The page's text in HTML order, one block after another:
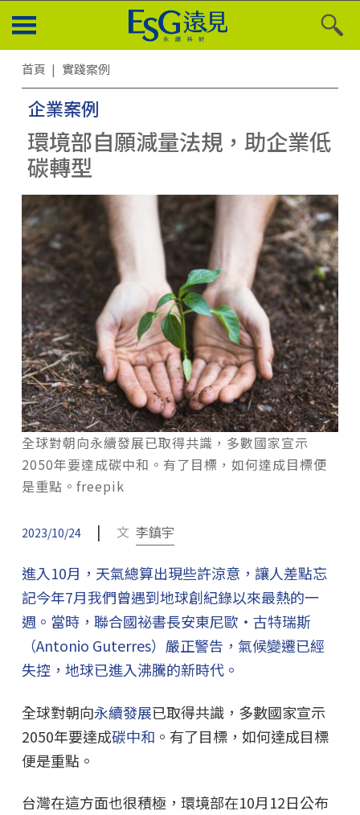
首頁 實踐案例
企業案例
環境部自願減量法規，助企業低
碳轉型
全球對朝向永續發展已取得共識，多數國家宣示
2050年要達成碳中和。有了目標，如何達成目標便
是重點。freepik
2023/10/24 | 文 李鎮宇
進入10月，天氣總算出現些許涼意，讓人差點忘
記今年7月我們曾遇到地球創紀錄以來最熱的一
週。當時，聯合國祕書長安東尼歐・古特瑞斯
（Antonio Guterres）嚴正警告，氣候變遷已經
失控，地球已進入沸騰的新時代。
全球對朝向永續發展已取得共識，多數國家宣示
2050年要達成碳中和 。有了目標，如何達成目標
便是重點。
台灣在這方面也很積極，環境部在10月12日公布